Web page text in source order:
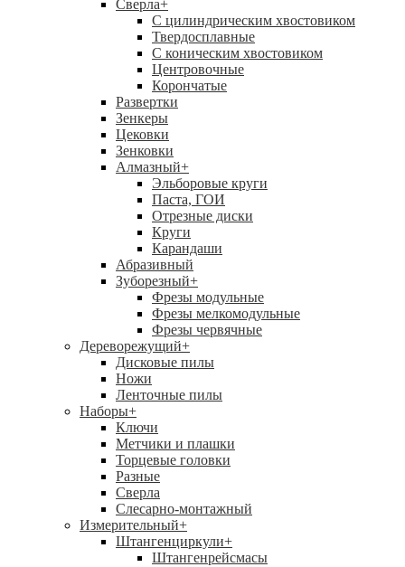
Сверла+
С цилиндрическим хвостовиком
Твердосплавные
С коническим хвостовиком
Центровочные
Корончатые
Развертки
Зенкеры
Цековки
Зенковки
Алмазный+
Эльборовые круги
Паста, ГОИ
Отрезные диски
Круги
Карандаши
Абразивный
Зуборезный+
Фрезы модульные
Фрезы мелкомодульные
Фрезы червячные
Дереворежущий+
Дисковые пилы
Ножи
Ленточные пилы
Наборы+
Ключи
Метчики и плашки
Торцевые головки
Разные
Сверла
Слесарно-монтажный
Измерительный+
Штангенциркули+
Штангенрейсмасы